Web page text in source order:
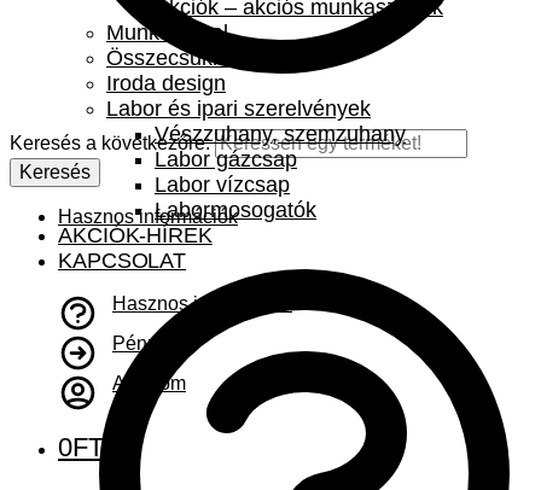
Keresés a következőre:
Keresés
Hasznos információk
Akciók – akciós munkaszékek
Munkaasztal
Összecsukható asztal
Iroda design
Labor és ipari szerelvények
Vészzuhany, szemzuhany
Labor gázcsap
Labor vízcsap
Labormosogatók
AKCIÓK-HÍREK
KAPCSOLAT
Hasznos információk
Pénztár
A fiókom
0FT